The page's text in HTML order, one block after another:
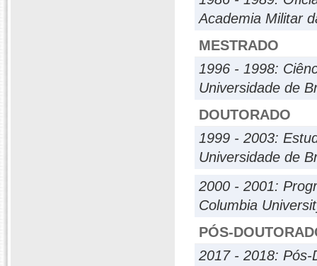
Academia Militar
MESTRADO
1996 - 1998:
Universidade de
DOUTORADO
1999 - 2003:
Universidade de
2000 - 2001:
Columbia
PÓS-
2017 - 2018: Pós-